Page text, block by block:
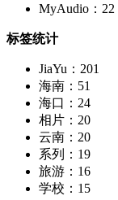
MyAudio：22
标签统计
JiaYu：201
海南：51
海口：24
相片：20
云南：20
系列：19
旅游：16
学校：15